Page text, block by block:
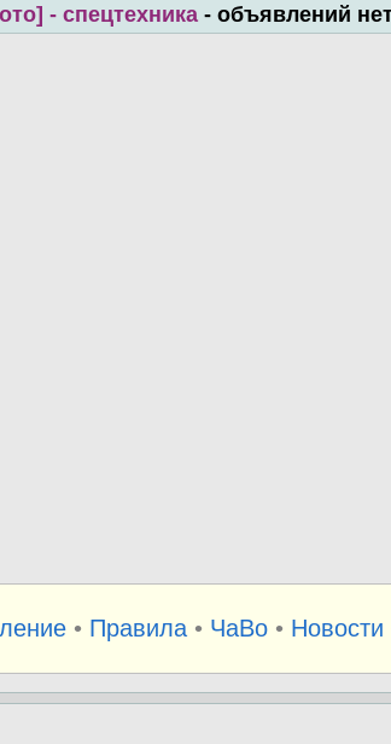
- спецтехника - объявлений
• Правила• ЧаВо• Новости